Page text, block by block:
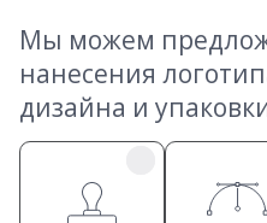
Мы можем
нанесения
дизайна и